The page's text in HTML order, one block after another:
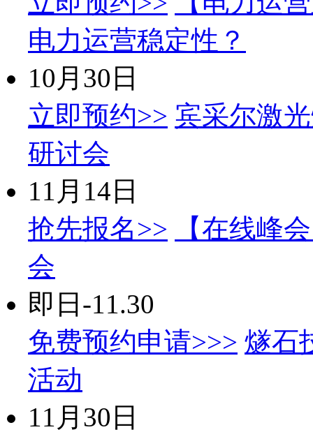
电力运营稳定性？
10月30日
立即预约>> 宾采尔激
研讨会
11月14日
抢先报名>>
【在线峰
会
即日-11.30
免费预约申请>>> 燧石
活动
11月30日